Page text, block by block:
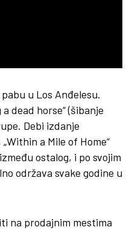
u Los Anđelesu.
dead horse“ (šibanje
Debi izdanje
a Mile of Home“
između ostalog, i po svojim
održava svake godine u
na prodajnim mestima